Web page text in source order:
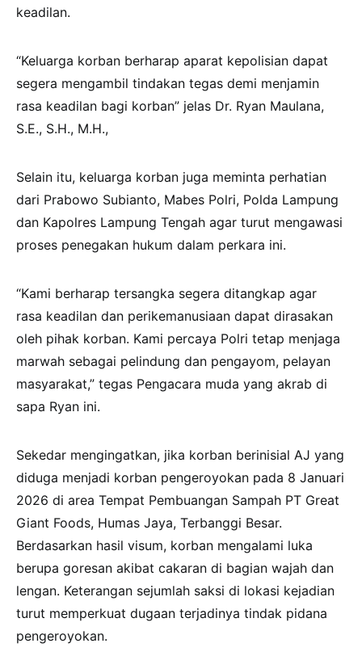
keadilan.
“Keluarga korban berharap aparat kepolisian dapat
segera mengambil tindakan tegas demi menjamin
rasa keadilan bagi korban” jelas Dr. Ryan Maulana,
S.E., S.H., M.H.,
Selain itu, keluarga korban juga meminta perhatian
dari Prabowo Subianto, Mabes Polri, Polda Lampung
dan Kapolres Lampung Tengah agar turut mengawasi
proses penegakan hukum dalam perkara ini.
“Kami berharap tersangka segera ditangkap agar
rasa keadilan dan perikemanusiaan dapat dirasakan
oleh pihak korban. Kami percaya Polri tetap menjaga
marwah sebagai pelindung dan pengayom, pelayan
masyarakat,” tegas Pengacara muda yang akrab di
sapa Ryan ini.
Sekedar mengingatkan, jika korban berinisial AJ yang
diduga menjadi korban pengeroyokan pada 8 Januari
2026 di area Tempat Pembuangan Sampah PT Great
Giant Foods, Humas Jaya, Terbanggi Besar.
Berdasarkan hasil visum, korban mengalami luka
berupa goresan akibat cakaran di bagian wajah dan
lengan. Keterangan sejumlah saksi di lokasi kejadian
turut memperkuat dugaan terjadinya tindak pidana
pengeroyokan.